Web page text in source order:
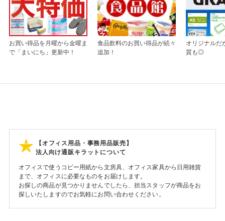
お買い得品を月曜から金曜ま
で「まいにち」更新中！
食品飲料のお買い得品が続々
追加！
オリジナルだ
質も◎
【オフィス用品・事務用品販売】
法人向け通販キラットについて
オフィスで使うコピー用紙から文房具、オフィス家具から日用雑貨
まで、オフィスに必要なものをお届けします。
お探しの商品が見つかりませんでしたら、担当スタッフが商品をお
探しいたしますのでお気軽にお問い合わせください。